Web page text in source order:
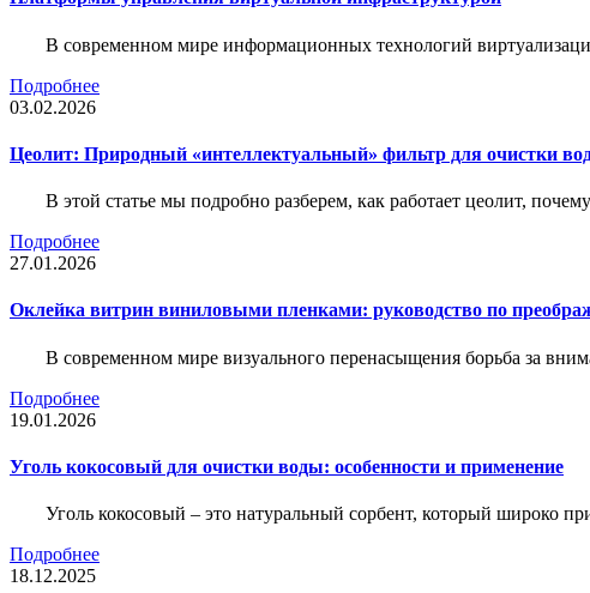
В современном мире информационных технологий
Подробнее
03.02.2026
Цеолит: Природный «интеллектуальный» фильтр для очистки
В этой статье мы подробно разберем, как работает цеолит,
Подробнее
27.01.2026
Оклейка витрин виниловыми пленками: руководство по
В современном мире визуального перенасыщения борьба за
Подробнее
19.01.2026
Уголь кокосовый для очистки воды: особенности и применение
Уголь кокосовый – это натуральный сорбент, который широко
Подробнее
18.12.2025